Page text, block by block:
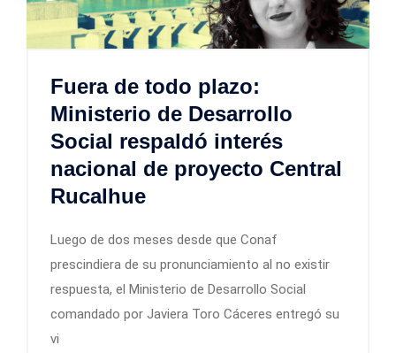
Fuera de todo plazo:
Ministerio de Desarrollo
Social respaldó interés
nacional de proyecto Central
Rucalhue
Luego de dos meses desde que Conaf
prescindiera de su pronunciamiento al no existir
respuesta, el Ministerio de Desarrollo Social
comandado por Javiera Toro Cáceres entregó su
vi